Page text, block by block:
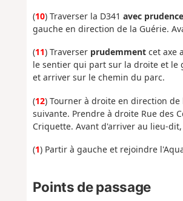
(10) Traverser la D341 avec prudence
gauche en direction de la Guérie.
(11) Traverser prudemmentcet axe
le sentier qui part sur la droite et le
et arriver sur le chemin du parc.
(12) Tourner à droite en direction
suivante. Prendre à droite Rue des
Criquette. Avant d'arriver au lieu-
(1) Partir à gauche et rejoindre
Points de passage